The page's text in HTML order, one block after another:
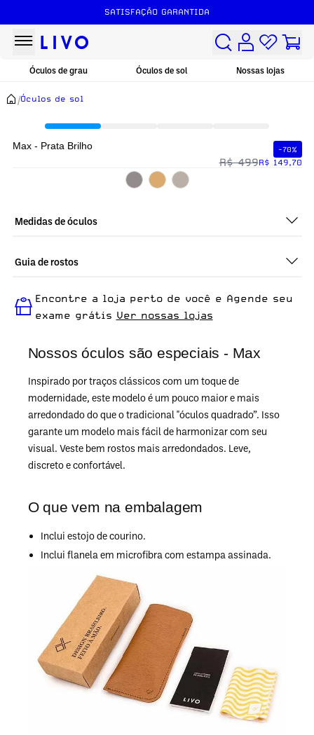
SATISFAÇÃO GARANTIDA
Óculos de grau Óculos de sol Nossas lojas
/Óculos de sol
Nossos óculos são especiais - Max
Inspirado por traços clássicos com um toque de
modernidade, este modelo é um pouco maior e mais
arredondado do que o tradicional "óculos quadrado”. Isso
garante um modelo mais fácil de harmonizar com seu
visual. Veste bem rostos mais arredondados. Leve,
discreto e confortável.
O que vem na embalagem
Inclui estojo de courino.
Inclui flanela em microfibra com estampa assinada.
Max - Prata Brilho -70%
R$ 499R$ 149,70
Medidas de óculos
Guia de rostos
ideal para quem busca um óculos confortável para o dia a dia.
Encontre a loja perto de você e Agende seu
exame grátis Ver nossas lojas